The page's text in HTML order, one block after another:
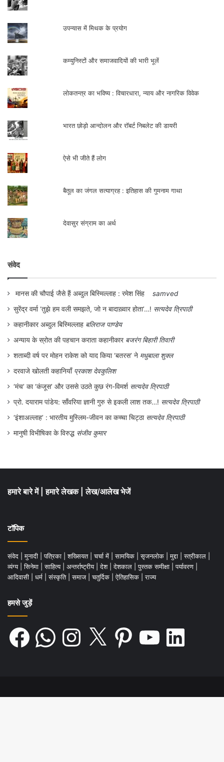
उपन्यास में मिथक के प्रयोग
कम्युनिस्टों और समाजवादियों की भारी भूलें
लोकतन्त्र का भविष्य : विचारधारा, न्याय और नागरिक विवेक
भारत छोड़ो आन्दोलन और रॉबर्ट निबलेट की डायरी
ऐसे भी जीते हैं लोग
बैतूल का जंगल सत्याग्रह : इतिहास की गुमनाम गाथा
देवासुर संग्राम का अर्थ
संवेद
मानस की चौपाई जैसे हैं अब्दुल बिस्मिल्लाह : रमेश सिंह
samved
सुरेंद्र वर्मा ‘तुझे हम वली समझते, जो न बादाख़्वार होता’…! सत्यदेव त्रिपाठी
कहानीकार अब्दुल बिस्मिल्लाह बलिराज पाण्डेय
अन्याय के स्रोत की पहचान कराता कहानीकार बजरंग बिहारी तिवारी
शताब्दी वर्ष पर मोहन राकेश को याद किया ‘बतरस’ ने मधुबाला शुक्ल
दरवाजे खोलती कहानियाँ प्रकाश देवकुलिश
‘मंच’ का ‘कंजूस’ और उससे उठते कुछ रंग-विमर्श सत्यदेव त्रिपाठी
प्रो. दयाराम पांडेय: साँवरिया ज्ञानी गुरु से इकली लाश तक…! सत्यदेव त्रिपाठी
‘इंशाअल्लाह’ : भारतीय मुस्लिम-जीवन का कच्चा चिट्ठा सत्यदेव त्रिपाठी
मानुषी विभीषिका के विरुद्ध संजीव कुमार
हमारे बारे में हमारे लेखक लेख/आलेख भेजें
टॉपिक
संवेद मुनादी पत्रिका शख्सियत चर्चा में सामयिक सृजनलोक मुद्दा स्त्रीकाल
व्यंग्य
सिनेमा साहित्य अन्तर्राष्ट्रीय देश देशकाल पुस्तक समीक्षा पर्यावरण
आदिवासी
धर्म संस्कृति समाज चतुर्दिक ऐतिहासिक राज्य
हमसे जुड़ें
Facebook WhatsAppInstagram Pinterest LinkedIn